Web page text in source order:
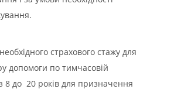
страхового стажу для
допомоги по тимчасовій
8 до 20 років для призначення